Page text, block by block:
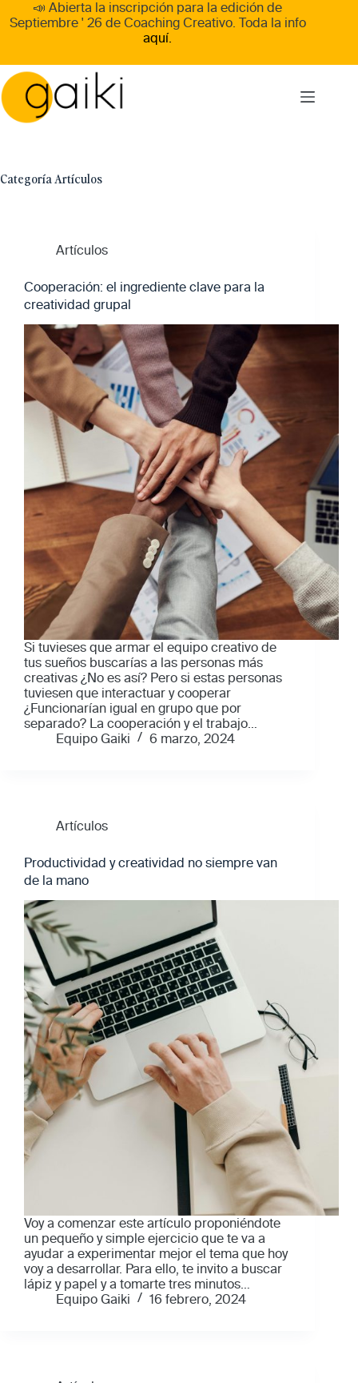
to
📣 Abierta la inscripción para la edición de
Septiembre ' 26 de Coaching Creativo. Toda la info
aquí.
Categoría Artículos
Artículos
Cooperación: el ingrediente clave para la
creatividad grupal
Si tuvieses que armar el equipo creativo de
tus sueños buscarías a las personas más
creativas ¿No es así? Pero si estas personas
tuviesen que interactuar y cooperar
¿Funcionarían igual en grupo que por
separado? La cooperación y el trabajo…
Equipo Gaiki
6 marzo, 2024
Artículos
Productividad y creatividad no siempre van
de la mano
Voy a comenzar este artículo proponiéndote
un pequeño y simple ejercicio que te va a
ayudar a experimentar mejor el tema que hoy
voy a desarrollar. Para ello, te invito a buscar
lápiz y papel y a tomarte tres minutos…
Equipo Gaiki
16 febrero, 2024